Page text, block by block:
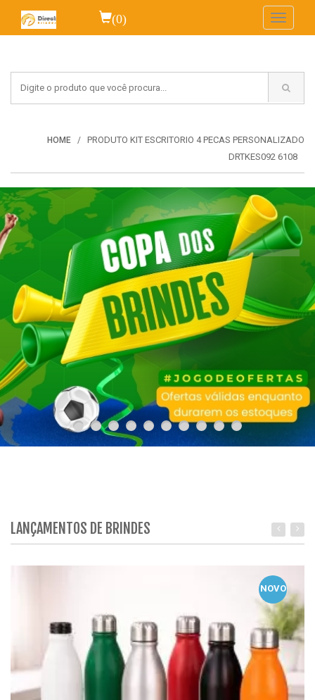
(0)
Toggle
HOME
PRODUTO KIT ESCRITORIO 4 PECAS PERSONALIZADO
DRTKES092 6108
VEJA MAIS...
LANÇAMENTOS DE BRINDES
NOVO